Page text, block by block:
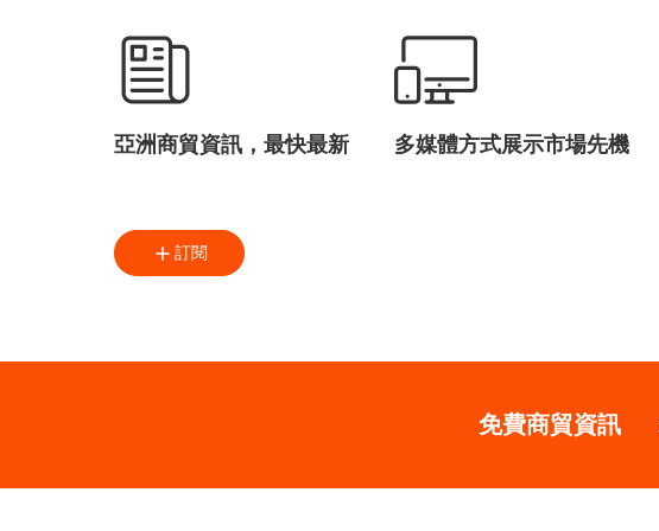
亞洲商貿資訊，最快最新 多媒體方式展示市場先機
訂閱
免費商貿資訊